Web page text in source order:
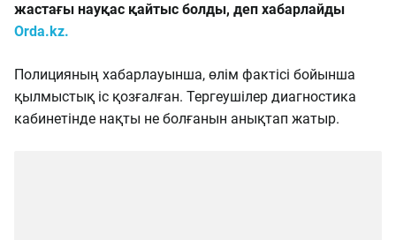
жастағы науқас қайтыс болды, деп хабарлайды
Orda.kz.
Полицияның хабарлауынша, өлім фактісі бойынша
қылмыстық іс қозғалған. Тергеушілер диагностика
кабинетінде нақты не болғанын анықтап жатыр.